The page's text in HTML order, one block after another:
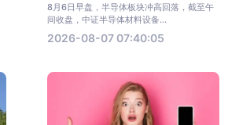
8月6日早盘，半导体板块冲高回落，截至午
间收盘，中证半导体材料设备...
2026-08-07 07:40:05